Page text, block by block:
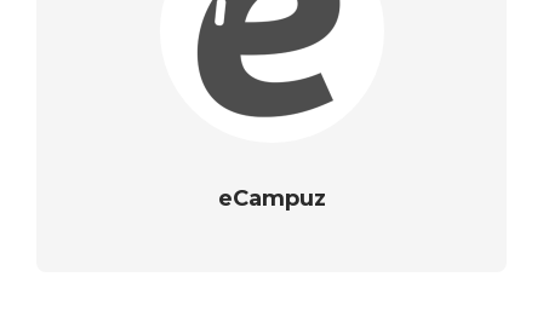
eCampuz